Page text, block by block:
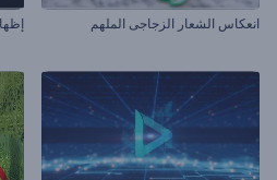
انعكاس الشعار الزجاجى الملهم